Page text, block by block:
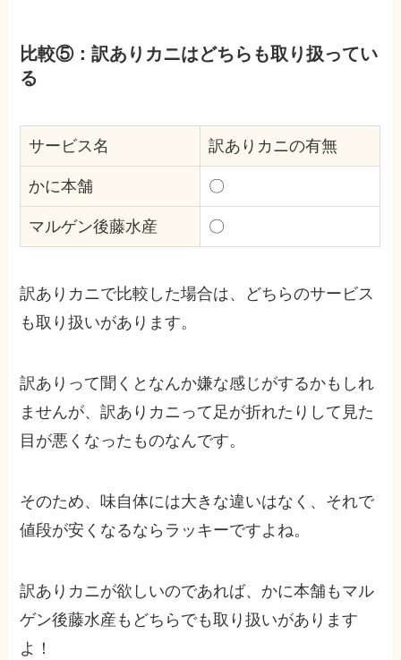
比較⑤：訳ありカニはどちらも取り扱ってい
る
サービス名 訳ありカニの有無
かに本舗 〇
マルゲン後藤水産 〇
訳ありカニで比較した場合は、どちらのサービス
も取り扱いがあります。
訳ありって聞くとなんか嫌な感じがするかもしれ
ませんが、訳ありカニって足が折れたりして見た
目が悪くなったものなんです。
そのため、味自体には大きな違いはなく、それで
値段が安くなるならラッキーですよね。
訳ありカニが欲しいのであれば、かに本舗もマル
ゲン後藤水産もどちらでも取り扱いがあります
よ！